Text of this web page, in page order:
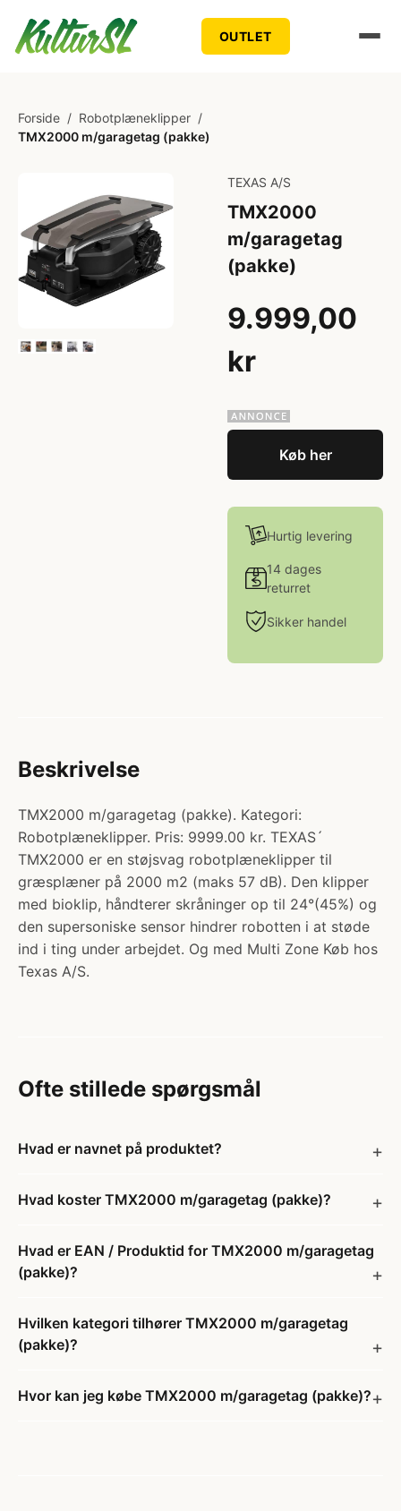
OUTLET
Forside / Robotplæneklipper /
TMX2000 m/garagetag (pakke)
TEXAS A/S
TMX2000
m/garagetag
(pakke)
9.999,00
kr
Køb her
Hurtig levering
14 dages
returret
Sikker handel
Beskrivelse
TMX2000 m/garagetag (pakke). Kategori:
Robotplæneklipper. Pris: 9999.00 kr. TEXAS´
TMX2000 er en støjsvag robotplæneklipper til
græsplæner på 2000 m2 (maks 57 dB). Den klipper
med bioklip, håndterer skråninger op til 24°(45%) og
den supersoniske sensor hindrer robotten i at støde
ind i ting under arbejdet. Og med Multi Zone Køb hos
Texas A/S.
Ofte stillede spørgsmål
Hvad er navnet på produktet?
Hvad koster TMX2000 m/garagetag (pakke)?
Hvad er EAN / Produktid for TMX2000 m/garagetag
(pakke)?
Hvilken kategori tilhører TMX2000 m/garagetag
(pakke)?
Hvor kan jeg købe TMX2000 m/garagetag (pakke)?